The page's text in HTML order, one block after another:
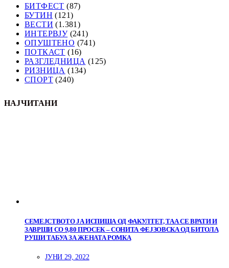
БИТФЕСТ (87)
БУТИН (121)
ВЕСТИ (1.381)
ИНТЕРВЈУ(241)
ОПУШТЕНО (741)
ПОТКАСТ (16)
РАЗГЛЕДНИЦА (125)
РИЗНИЦА (134)
СПОРТ (240)
НАЈЧИТАНИ
СЕМЕЈСТВОТО ЈА ИСПИША ОД ФАКУЛТЕТ, ТАА СЕ ВРАТИ И
ЗАВРШИ СО 9,80 ПРОСЕК – СОНИТА ФЕЈЗОВСКА ОД БИТОЛА
РУШИ ТАБУА ЗА ЖЕНАТА РОМКА
ЈУНИ 29, 2022